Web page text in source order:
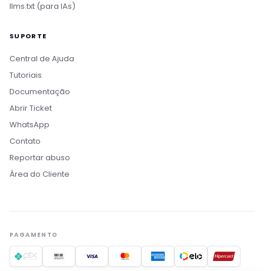
llms.txt (para IAs)
SUPORTE
Central de Ajuda
Tutoriais
Documentação
Abrir Ticket
WhatsApp
Contato
Reportar abuso
Área do Cliente
PAGAMENTO
Bom dia! Sou o Nikko, da Rollin Host. 👋
Quero conhecer os planos
Migrar pra Rollin Falar com consultor